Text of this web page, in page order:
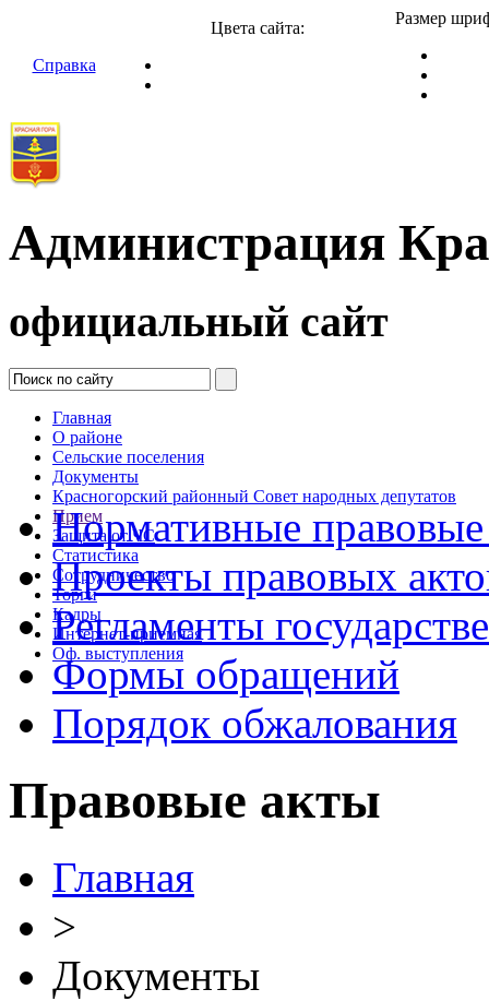
Справка
Цвета сайта:
Размер
Администрация
официальный сайт
Главная
О районе
Сельские поселения
Документы
Красногорский районный Совет народных депутатов
Прием
Защита от ЧС
Статистика
Сотрудничество
Торги
Кадры
Интернет-приемная
Оф. выступления
Нормативные
Проекты правовых
Регламенты
Формы обращений
Порядок обжалования
Правовые акты
Главная
>
Документы